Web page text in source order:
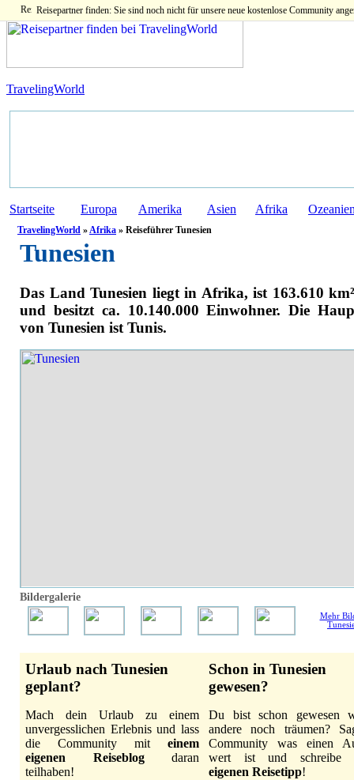
Reisepartner finden: Sie sind noch nicht für unsere neue kostenlose Community
TravelingWorld
Startseite Europa Amerika Asien Afrika
TravelingWorld »Afrika » Reiseführer Tunesien
Tunesien
Das Land Tunesien liegt in Afrika, ist 163.610
und besitzt ca. 10.140.000 Einwohner. Die
von Tunesien ist Tunis.
Bildergalerie
Mehr
Urlaub nach Tunesien
geplant?
Mach dein Urlaub zu einem
unvergesslichen Erlebnis und lass
die Community mit einem
eigenen Reiseblogdaran
teilhaben!
Schon in Tunesien
gewesen?
Du bist schon gewesen
andere noch träumen?
Community was einen
wert ist und schreibe
eigenen Reisetipp!